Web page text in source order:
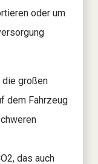
oder um
die großen
dem Fahrzeug
das auch